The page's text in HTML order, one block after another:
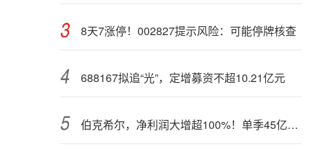
8天7涨停！002827提示风险：可能停牌核查
688167拟追“光”，定增募资不超10.21亿元
伯克希尔，净利润大增超100%！单季45亿美元回购